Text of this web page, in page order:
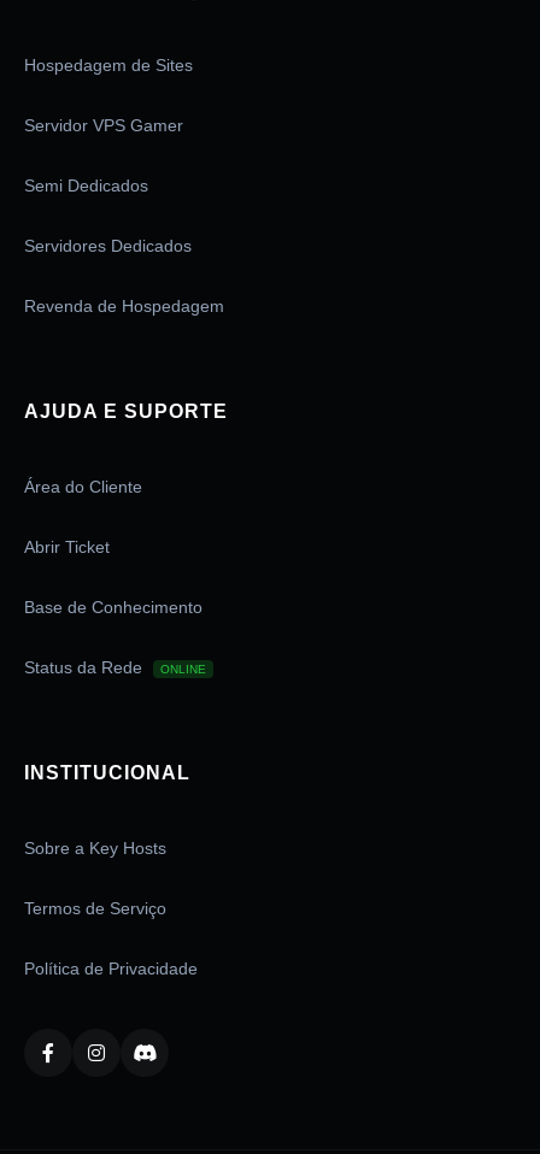
Hospedagem de Sites
Servidor VPS Gamer
Semi Dedicados
Servidores Dedicados
Revenda de Hospedagem
AJUDA E SUPORTE
Área do Cliente
Abrir Ticket
Base de Conhecimento
Status da Rede ONLINE
INSTITUCIONAL
Sobre a Key Hosts
Termos de Serviço
Política de Privacidade